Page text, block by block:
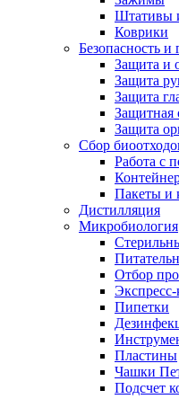
Штативы
Коврики
Безопасность и
Защита и
Защита
Защита
Защитная
Защита
Сбор
Работа с
Пакеты и
Дистилляция
Микробиология
Отбор
Экспресс-
Пипетки
Пластины
Чашки
Подсчет